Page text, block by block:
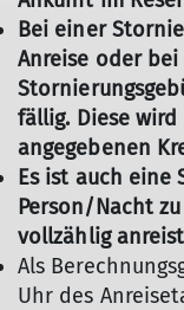
Bei einer
Anreise oder
fällig. Diese
angegebenen
Es ist auch eine
Person/Nacht
vollzählig
Als
Uhr des